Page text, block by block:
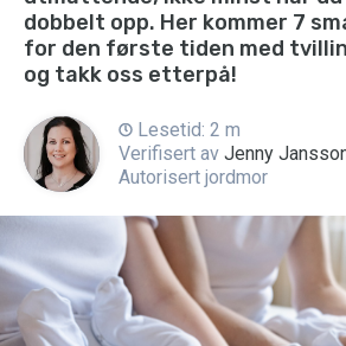
dobbelt opp. Her kommer 7
for den første tiden med
og takk oss etterpå!
Lesetid: 2 m
Verifisert av Jenny
Autorisert jordmor